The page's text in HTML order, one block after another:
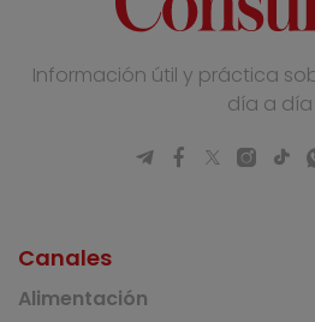
Información útil y práctica
día a día
Canales
Alimentación